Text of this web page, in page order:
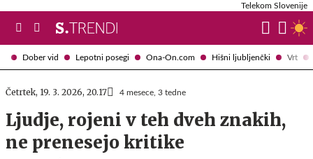
Dober vid Lepotni posegi Ona-On.com Hišni ljubljenčki Vrt
Telekom Slovenije
Četrtek, 19. 3. 2026, 20.17 4 mesece, 3 tedne
Ljudje, rojeni v teh dveh znakih,
ne prenesejo kritike